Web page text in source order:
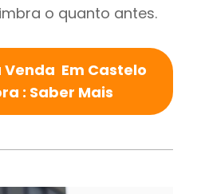
o quanto antes.
Em Castelo
: Saber Mais